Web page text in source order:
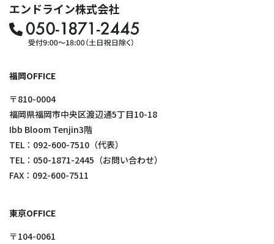
エンドライン株式会社
福岡OFFICE
〒810-0004
福岡県福岡市中央区渡辺通5丁目10-18
Ibb Bloom Tenjin3階
TEL： 092-600-7510 （代表）
TEL： 050-1871-2445 （お問い合わせ）
FAX：092-600-7511
東京OFFICE
〒104-0061